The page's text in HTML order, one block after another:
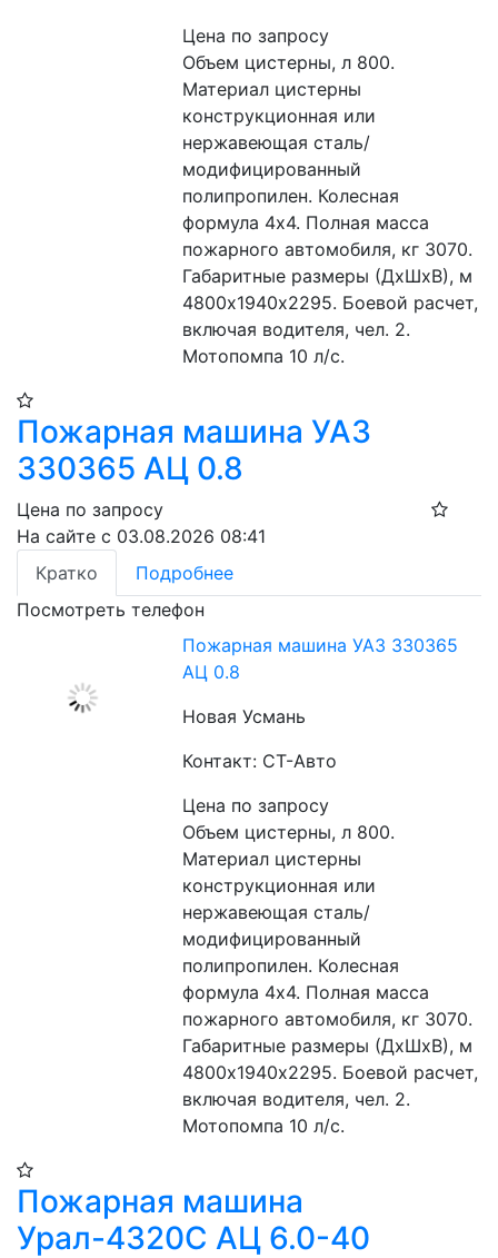
Цена по запросу
Объем цистерны, л 800.
Материал цистерны
конструкционная или
нержавеющая сталь/
модифицированный
полипропилен. Колесная
формула 4х4. Полная масса
пожарного автомобиля, кг 3070.
Габаритные размеры (ДхШхВ), м
4800х1940х2295. Боевой расчет,
включая водителя, чел. 2.
Мотопомпа 10 л/с.
Пожарная машина УАЗ
330365 АЦ 0.8
Цена по запросу
На сайте с 03.08.2026 08:41
Кратко
Подробнее
Посмотреть телефон
Пожарная машина УАЗ 330365
АЦ 0.8
Новая Усмань
Контакт: СТ-Авто
Цена по запросу
Объем цистерны, л 800.
Материал цистерны
конструкционная или
нержавеющая сталь/
модифицированный
полипропилен. Колесная
формула 4х4. Полная масса
пожарного автомобиля, кг 3070.
Габаритные размеры (ДхШхВ), м
4800х1940х2295. Боевой расчет,
включая водителя, чел. 2.
Мотопомпа 10 л/с.
Пожарная машина
Урал-4320С АЦ 6.0-40